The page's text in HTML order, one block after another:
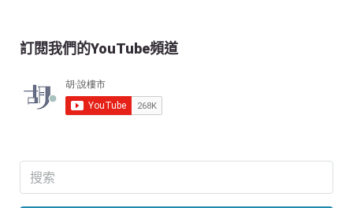
訂閱我們的YouTube頻道